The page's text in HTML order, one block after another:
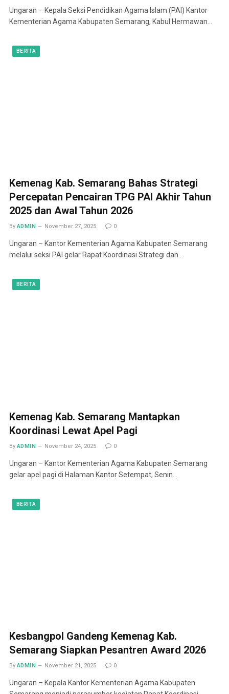
Ungaran – Kepala Seksi Pendidikan Agama Islam (PAI) Kantor
Kementerian Agama Kabupaten Semarang, Kabul Hermawan…
BERITA
Kemenag Kab. Semarang Bahas Strategi
Percepatan Pencairan TPG PAI Akhir Tahun
2025 dan Awal Tahun 2026
By ADMIN November 27, 2025 0
Ungaran – Kantor Kementerian Agama Kabupaten Semarang
melalui seksi PAI gelar Rapat Koordinasi Strategi dan…
BERITA
Kemenag Kab. Semarang Mantapkan
Koordinasi Lewat Apel Pagi
By ADMIN November 24, 2025 0
Ungaran – Kantor Kementerian Agama Kabupaten Semarang
gelar apel pagi di Halaman Kantor Setempat, Senin…
BERITA
Kesbangpol Gandeng Kemenag Kab.
Semarang Siapkan Pesantren Award 2026
By ADMIN November 21, 2025 0
Ungaran – Kepala Kantor Kementerian Agama Kabupaten